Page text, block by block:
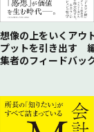
想像の上をいくアウ
プットを引き出す
集者のフィードバッ